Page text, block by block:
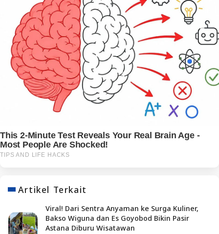
Artikel Terkait
Viral! Dari Sentra Anyaman ke Surga Kuliner,
Bakso Wiguna dan Es Goyobod Bikin Pasir
Astana Diburu Wisatawan